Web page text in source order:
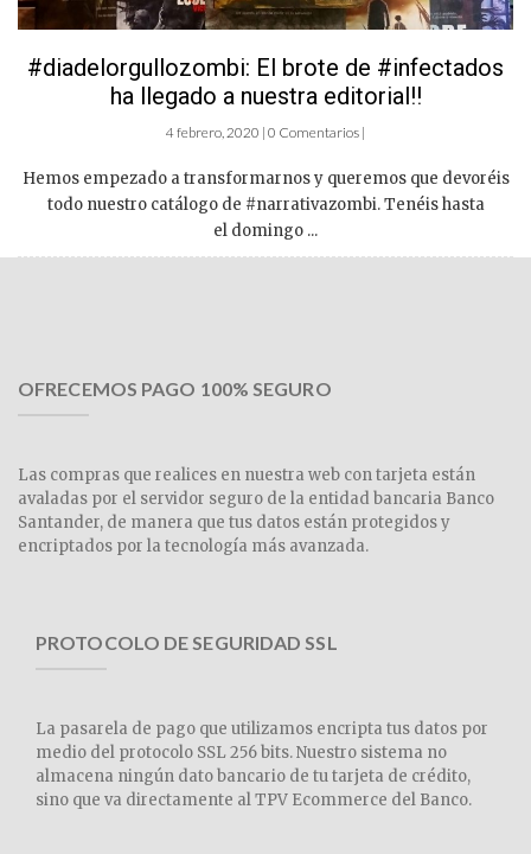
#diadelorgullozombi: El brote de #infectados
ha llegado a nuestra editorial!!
4 febrero, 2020 | 0 Comentarios |
Hemos empezado a transformarnos y queremos que devoréis
todo nuestro catálogo de #narrativazombi. Tenéis hasta
el domingo ...
OFRECEMOS PAGO 100% SEGURO
Las compras que realices en nuestra web con tarjeta están
avaladas por el servidor seguro de la entidad bancaria Banco
Santander, de manera que tus datos están protegidos y
encriptados por la tecnología más avanzada.
PROTOCOLO DE SEGURIDAD SSL
La pasarela de pago que utilizamos encripta tus datos por
medio del protocolo SSL 256 bits. Nuestro sistema no
almacena ningún dato bancario de tu tarjeta de crédito,
sino que va directamente al TPV Ecommerce del Banco.